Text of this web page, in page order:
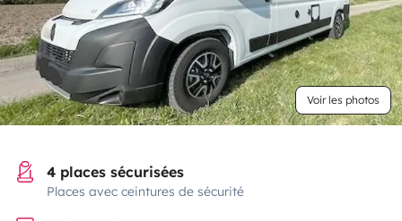
Voir les photos
4 places sécurisées
Places avec ceintures de sécurité